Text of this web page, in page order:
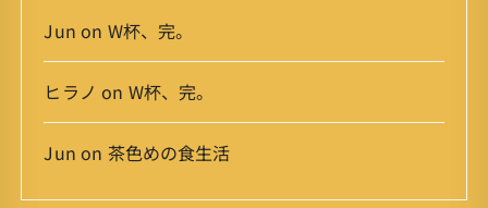
Jun on W杯、完。
ヒラノ on W杯、完。
Jun on 茶色めの食生活